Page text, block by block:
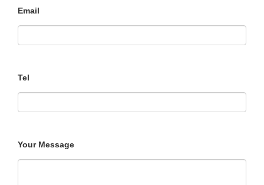
Email
Tel
Your Message